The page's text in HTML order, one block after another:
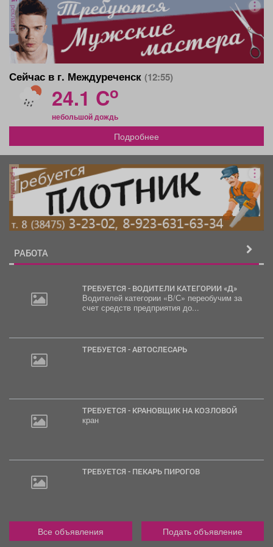
реклама
Сейчас в г. Междуреченск (12:55)
24.1 Co
небольшой дождь
Подробнее
реклама
РАБОТА
ТРЕБУЕТСЯ - ВОДИТЕЛИ КАТЕГОРИИ «Д»
Водителей категории «В/С» переобучим за
счет средств предприятия до...
ТРЕБУЕТСЯ - АВТОСЛЕСАРЬ
ТРЕБУЕТСЯ - КРАНОВЩИК НА КОЗЛОВОЙ
кран
ТРЕБУЕТСЯ - ПЕКАРЬ ПИРОГОВ
Все объявления Подать объявление